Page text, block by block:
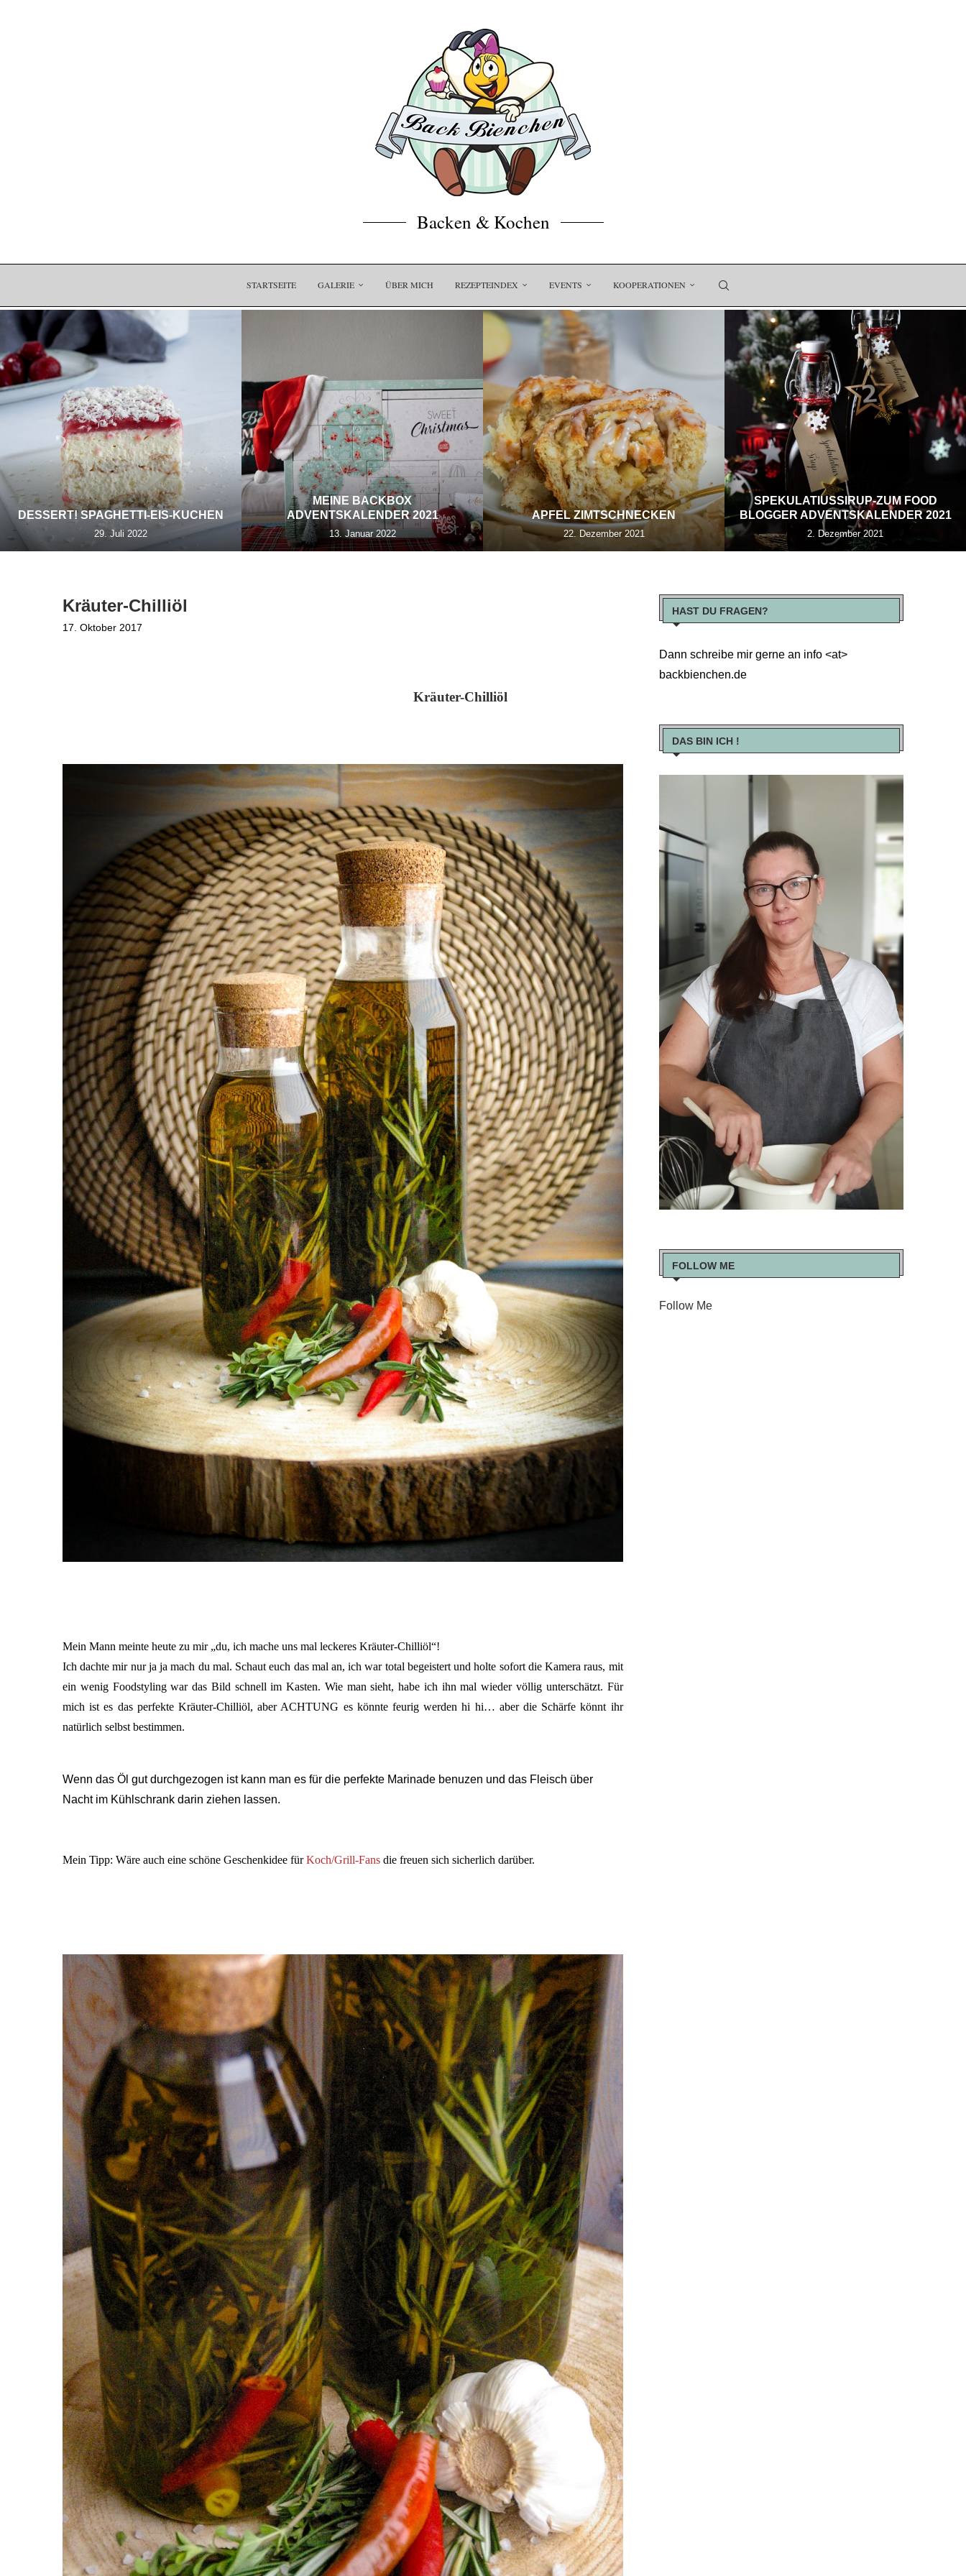
Backen & Kochen
STARTSEITE GALERIE ÜBER MICH REZEPTEINDEX EVENTS KOOPERATIONEN
DESSERT! SPAGHETTI-EIS-KUCHEN
29. Juli 2022
MEINE BACKBOX
ADVENTSKALENDER 2021
13. Januar 2022
APFEL ZIMTSCHNECKEN
22. Dezember 2021
SPEKULATIUSSIRUP-ZUM FOOD
BLOGGER ADVENTSKALENDER 2021
2. Dezember 2021
Kräuter-Chilliöl
17. Oktober 2017
Kräuter-Chilliöl
Mein Mann meinte heute zu mir „du, ich mache uns mal leckeres Kräuter-Chilliöl“!
Ich dachte mir nur ja ja mach du mal. Schaut euch das mal an, ich war total begeistert und holte sofort die Kamera raus, mit
ein wenig Foodstyling war das Bild schnell im Kasten. Wie man sieht, habe ich ihn mal wieder völlig unterschätzt. Für
mich ist es das perfekte Kräuter-Chilliöl, aber ACHTUNG es könnte feurig werden hi hi… aber die Schärfe könnt ihr
natürlich selbst bestimmen.
Wenn das Öl gut durchgezogen ist kann man es für die perfekte Marinade benuzen und das Fleisch über
Nacht im Kühlschrank darin ziehen lassen.
Mein Tipp: Wäre auch eine schöne Geschenkidee fürKoch/Grill-Fans die freuen sich sicherlich darüber.
HAST DU FRAGEN?
Dann schreibe mir gerne an info <at>
backbienchen.de
DAS BIN ICH !
FOLLOW ME
Follow Me